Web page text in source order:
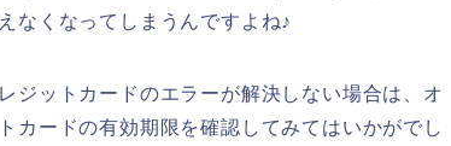
なくなってしまうんですよね♪
ジットカードのエラーが解決しない場合は、オ
カードの有効期限を確認してみてはいかがでし